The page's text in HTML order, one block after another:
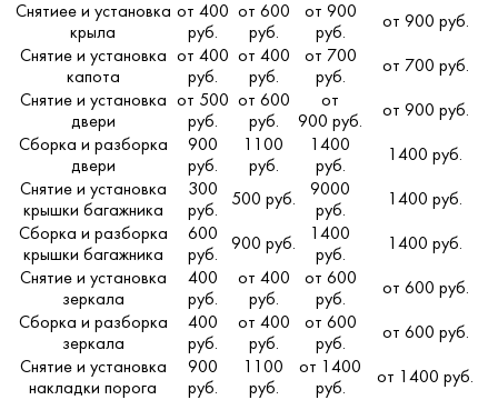
Снятиее и установка
крыла
от 400
руб.
от 600
руб.
от 900
руб.
от 900 руб.
Снятие и установка
капота
от 400
руб.
от 400
руб.
от 700
руб.
от 700 руб.
Снятие и установка
двери
от 500
руб.
от 600
руб.
от
900 руб.
от 900 руб.
Сборка и разборка
двери
900
руб.
1100
руб.
1400
руб.
1400 руб.
Снятие и установка
крышки багажника
300
руб.
500 руб.
9000
руб.
1400 руб.
Сборка и разборка
крышки багажника
600
руб.
900 руб.
1400
руб.
1400 руб.
Снятие и установка
зеркала
400
руб.
от 400
руб.
от 600
руб.
от 600 руб.
Сборка и разборка
зеркала
400
руб.
от 400
руб.
от 600
руб.
от 600 руб.
Снятие и установка
накладки порога
900
руб.
1100
руб.
от 1400
руб.
от 1400 руб.